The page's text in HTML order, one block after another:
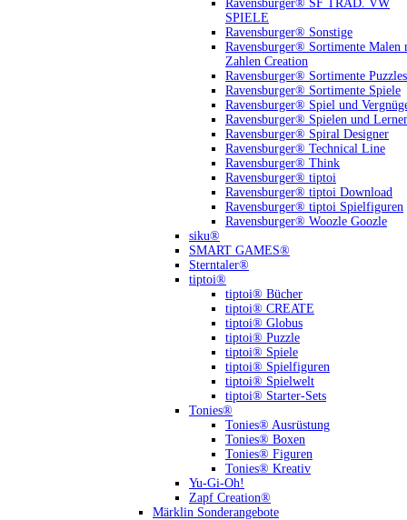
Ravensburger® SF TRAD. VW
SPIELE
Ravensburger® Sonstige
Ravensburger® Sortimente Malen
Zahlen Creation
Ravensburger® Sortimente Puzzles
Ravensburger® Sortimente Spiele
Ravensburger® Spiel und
Ravensburger® Spielen und
Ravensburger® Spiral Designer
Ravensburger® Technical Line
Ravensburger® Think
Ravensburger® tiptoi
Ravensburger® tiptoi Download
Ravensburger® tiptoi Spielfiguren
Ravensburger® Woozle Goozle
siku®
SMART GAMES®
Sterntaler®
tiptoi®
tiptoi® Bücher
tiptoi® CREATE
tiptoi® Globus
tiptoi® Puzzle
tiptoi® Spiele
tiptoi® Spielfiguren
tiptoi® Spielwelt
tiptoi® Starter-Sets
Tonies®
Tonies® Ausrüstung
Tonies® Boxen
Tonies® Figuren
Tonies® Kreativ
Yu-Gi-Oh!
Zapf Creation®
Märklin Sonderangebote